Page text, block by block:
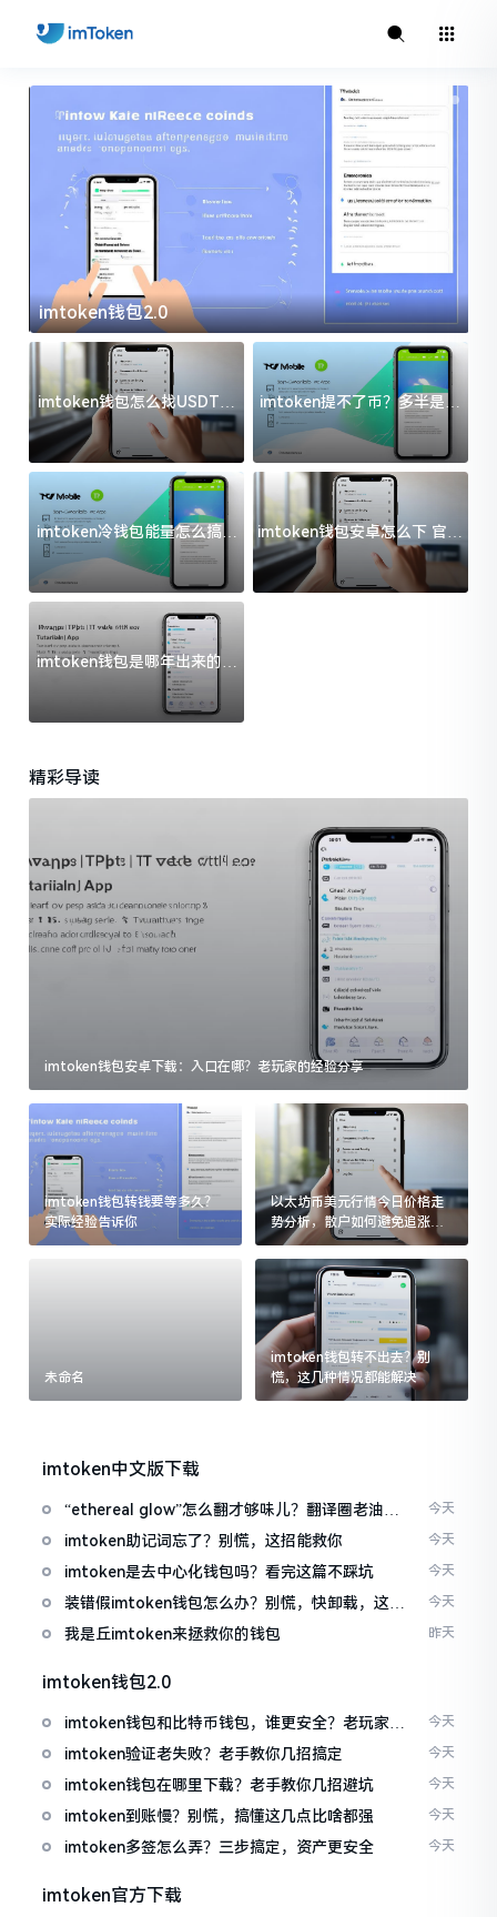
imtoken钱包2.0
imtoken钱包怎么找USDT地
址？三步搞定不踩坑
imtoken提不了币？多半是这
几件事没处理好
imtoken冷钱包能量怎么搞？
过来人告诉你门道
imtoken钱包安卓怎么下 官方
渠道避坑指南
imtoken钱包是哪年出来的？
一文给你说清楚
精彩导读
imtoken钱包安卓下载：入口在哪？老玩家的经验分享
imtoken钱包转钱要等多久？
实际经验告诉你
以太坊币美元行情今日价格走
势分析，散户如何避免追涨杀
跌被套牢
未命名
imtoken钱包转不出去？别
慌，这几种情况都能解决
imtoken中文版下载
“ethereal glow”怎么翻才够味儿？翻译圈老油条
的私房话
今天
imtoken助记词忘了？别慌，这招能救你 今天
imtoken是去中心化钱包吗？看完这篇不踩坑 今天
装错假imtoken钱包怎么办？别慌，快卸载，这几
招能救急
今天
我是丘imtoken来拯救你的钱包 昨天
imtoken钱包2.0
imtoken钱包和比特币钱包，谁更安全？老玩家来
聊聊
今天
imtoken验证老失败？老手教你几招搞定 今天
imtoken钱包在哪里下载？老手教你几招避坑 今天
imtoken到账慢？别慌，搞懂这几点比啥都强 今天
imtoken多签怎么弄？三步搞定，资产更安全 今天
imtoken官方下载